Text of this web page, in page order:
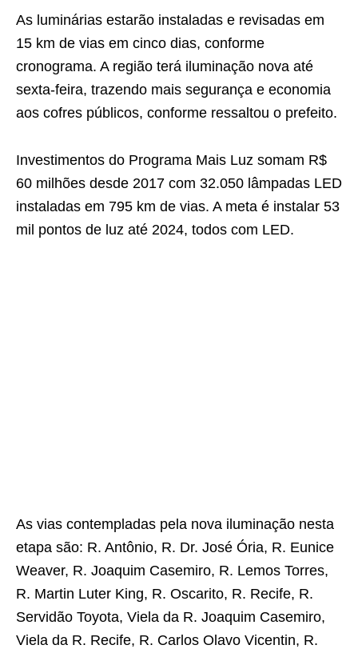
As luminárias estarão instaladas e revisadas em
15 km de vias em cinco dias, conforme
cronograma. A região terá iluminação nova até
sexta-feira, trazendo mais segurança e economia
aos cofres públicos, conforme ressaltou o prefeito.
Investimentos do Programa Mais Luz somam R$
60 milhões desde 2017 com 32.050 lâmpadas LED
instaladas em 795 km de vias. A meta é instalar 53
mil pontos de luz até 2024, todos com LED.
As vias contempladas pela nova iluminação nesta
etapa são: R. Antônio, R. Dr. José Ória, R. Eunice
Weaver, R. Joaquim Casemiro, R. Lemos Torres,
R. Martin Luter King, R. Oscarito, R. Recife, R.
Servidão Toyota, Viela da R. Joaquim Casemiro,
Viela da R. Recife, R. Carlos Olavo Vicentin, R.